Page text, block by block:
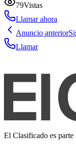
79Vistas
Llamar ahora
Anuncio anterior
Llamar
El Clasificado es